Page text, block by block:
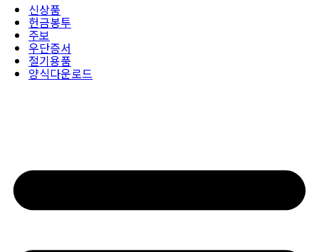
신상품
헌금봉투
주보
우단증서
절기용품
양식다운로드